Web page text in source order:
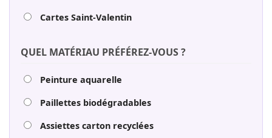
Cartes Saint-Valentin
QUEL MATÉRIAU PRÉFÉREZ-VOUS ?
Peinture aquarelle
Paillettes biodégradables
Assiettes carton recyclées